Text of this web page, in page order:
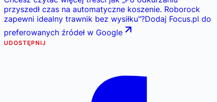
przyszedł czas na automatyczne koszenie. Roborock
zapewni idealny trawnik bez wysiłku"?Dodaj Focus.pl do
preferowanych źródeł w Google
UDOSTĘPNIJ